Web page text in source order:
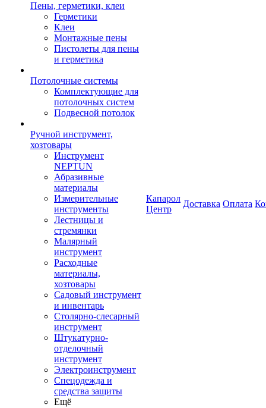
Пены, герметики, клеи
Герметики
Клеи
Монтажные пены
Пистолеты для пены
и герметика
Потолочные системы
Комплектующие для
потолочных систем
Подвесной потолок
Ручной инструмент,
хозтовары
Инструмент
NEPTUN
Абразивные
материалы
Измерительные
инструменты
Лестницы и
стремянки
Малярный
инструмент
Расходные
материалы,
хозтовары
Садовый инструмент
и инвентарь
Столярно-слесарный
инструмент
Штукатурно-
отделочный
инструмент
Электроинструмент
Спецодежда и
средства защиты
Ещё
Капарол
Центр
Доставка Оплата